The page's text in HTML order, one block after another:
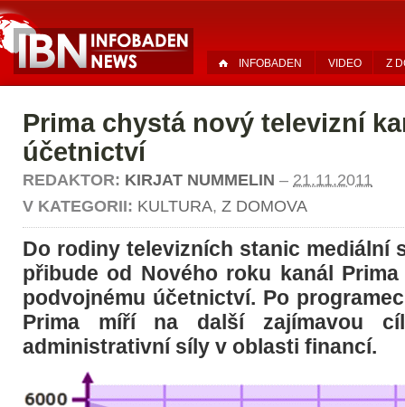
INFOBADEN VIDEO Z
Prima chystá nový televizní
účetnictví
REDAKTOR: KIRJAT NUMMELIN – 21.11.2011
V KATEGORII: KULTURA, Z DOMOVA
Do rodiny televizních stanic mediální
přibude od Nového roku kanál
podvojnému účetnictví. Po
Prima míří na další zajímavou
administrativní síly v oblasti financí.